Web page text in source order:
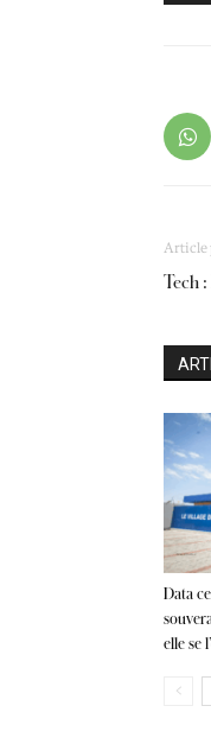
Article
Tech
Data
elle se